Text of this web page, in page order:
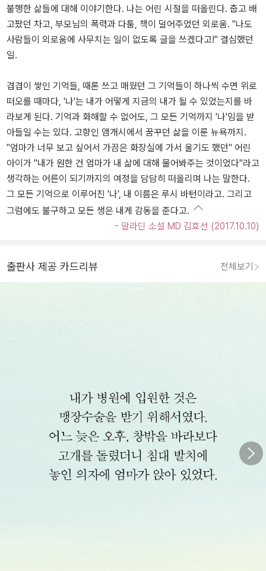
불행한 삶들에 대해 이야기한다. 나는 어린 시절을 떠올린다. 춥고 배
고팠던 차고, 부모님의 폭력과 다툼, 책이 덜어주었던 외로움. "나도
사람들이 외로움에 사무치는 일이 없도록 글을 쓰겠다고!" 결심했던
일.
겹겹이 쌓인 기억들, 때론 쓰고 매웠던 그 기억들이 하나씩 수면 위로
떠오를 때마다, '나'는 내가 어떻게 지금의 내가 될 수 있었는지를 바
라보게 된다. 기억과 화해할 수 없어도, 그 모든 기억까지 '나'임을 받
아들일 수는 있다. 고향인 앰개시에서 꿈꾸던 삶을 이룬 뉴욕까지.
"엄마가 너무 보고 싶어서 가끔은 화장실에 가서 울기도 했던" 어린
아이가 "내가 원한 건 엄마가 내 삶에 대해 물어봐주는 것이었다"라고
생각하는 어른이 되기까지의 여정을 담담히 떠올리며 나는 말한다.
그 모든 기억으로 이루어진 '나', 내 이름은 루시 바턴이라고. 그리고
그럼에도 불구하고 모든 생은 내게 감동을 준다고.
- 알라딘 소설 MD 김효선 (2017.10.10)
출판사 제공 카드리뷰 전체보기